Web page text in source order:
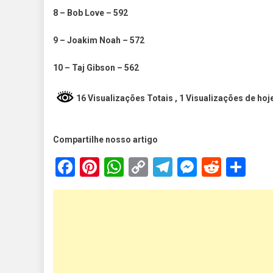
8 – Bob Love – 592
9 – Joakim Noah – 572
10 – Taj Gibson – 562
16 Visualizações Totais , 1 Visualizações de
Compartilhe nosso artigo
Facebook
Pinterest
WhatsApp
Copy
Link
TelegramReddit